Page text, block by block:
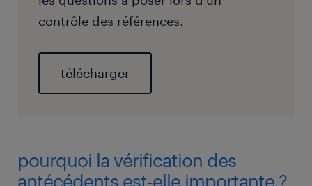
contrôle des références.
télécharger
pourquoi la vérification des
antécédents est-elle importante ?